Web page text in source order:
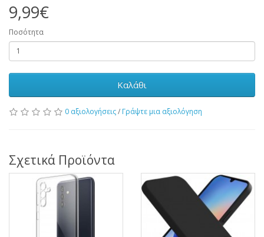
9,99€
Ποσότητα
Καλάθι
0 αξιολογήσεις/ Γράψτε μια αξιολόγηση
Σχετικά Προϊόντα